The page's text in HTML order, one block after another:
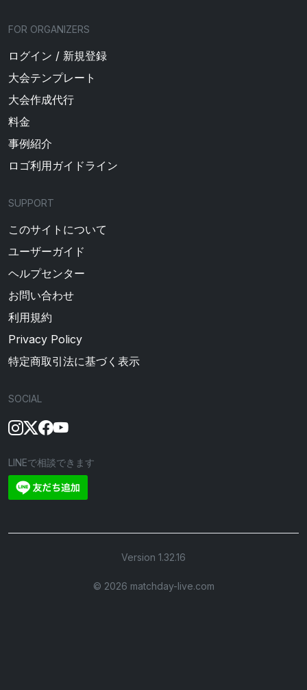
FOR ORGANIZERS
ログイン / 新規登録
大会テンプレート
大会作成代行
料金
事例紹介
ロゴ利用ガイドライン
SUPPORT
このサイトについて
ユーザーガイド
ヘルプセンター
お問い合わせ
利用規約
Privacy Policy
特定商取引法に基づく表示
SOCIAL
LINEで相談できます
Version 1.32.16
©︎ 2026 matchday-live.com